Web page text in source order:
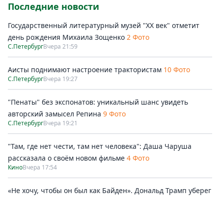
Последние новости
Государственный литературный музей "ХХ век" отметит
день рождения Михаила Зощенко 2 Фото
С.ПетербургВчера 21:59
Аисты поднимают настроение трактористам 10 Фото
С.ПетербургВчера 19:27
"Пенаты" без экспонатов: уникальный шанс увидеть
авторский замысел Репина 9 Фото
С.ПетербургВчера 19:21
"Там, где нет чести, там нет человека": Даша Чаруша
рассказала о своём новом фильме 4 Фото
КиноВчера 17:54
«Не хочу, чтобы он был как Байден». Дональд Трамп уберег